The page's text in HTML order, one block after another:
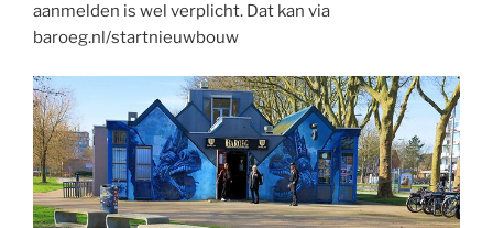
aanmelden is wel verplicht. Dat kan via
baroeg.nl/startnieuwbouw